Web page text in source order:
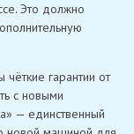
Это должно
гарантии от
с новыми
— единственный